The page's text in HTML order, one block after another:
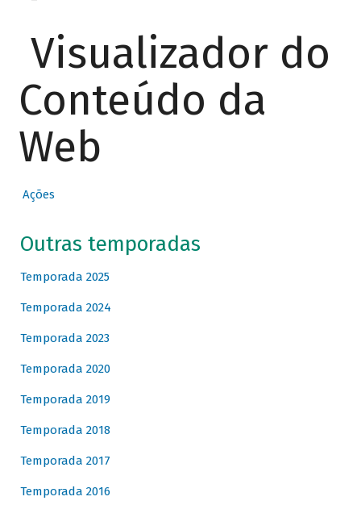
Visualizador do
Conteúdo da
Web
Ações
Outras temporadas
Temporada 2025
Temporada 2024
Temporada 2023
Temporada 2020
Temporada 2019
Temporada 2018
Temporada 2017
Temporada 2016